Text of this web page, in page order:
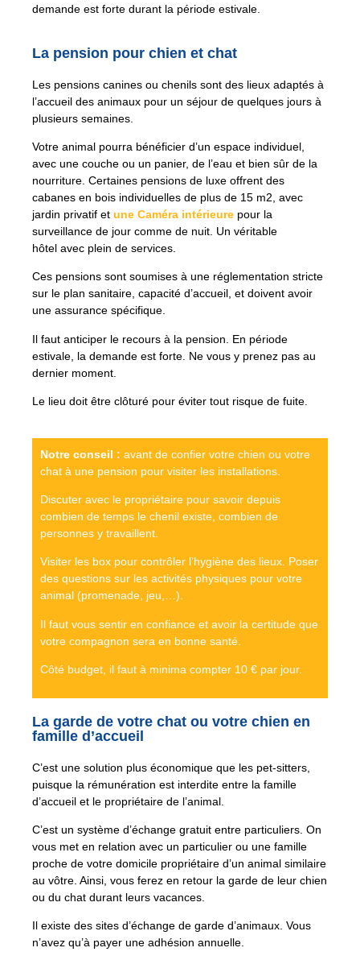
demande est forte durant la période estivale.
La pension pour chien et chat
Les pensions canines ou chenils sont des lieux adaptés à
l’accueil des animaux pour un séjour de quelques jours à
plusieurs semaines.
Votre animal pourra bénéficier d’un espace individuel,
avec une couche ou un panier, de l’eau et bien sûr de la
nourriture. Certaines pensions de luxe offrent des
cabanes en bois individuelles de plus de 15 m2, avec
jardin privatif et une Caméra intérieure pour la
surveillance de jour comme de nuit. Un véritable
hôtel avec plein de services.
Ces pensions sont soumises à une réglementation stricte
sur le plan sanitaire, capacité d’accueil, et doivent avoir
une assurance spécifique.
Il faut anticiper le recours à la pension. En période
estivale, la demande est forte. Ne vous y prenez pas au
dernier moment.
Le lieu doit être clôturé pour éviter tout risque de fuite.
Notre conseil : avant de confier votre chien ou votre
chat à une pension pour visiter les installations.
Discuter avec le propriétaire pour savoir depuis
combien de temps le chenil existe, combien de
personnes y travaillent.
Visiter les box pour contrôler l’hygiène des lieux. Poser
des questions sur les activités physiques pour votre
animal (promenade, jeu,…).
Il faut vous sentir en confiance et avoir la certitude que
votre compagnon sera en bonne santé.
Côté budget, il faut à minima compter 10 € par jour.
La garde de votre chat ou votre chien en
famille d’accueil
C’est une solution plus économique que les pet-sitters,
puisque la rémunération est interdite entre la famille
d’accueil et le propriétaire de l’animal.
C’est un système d’échange gratuit entre particuliers. On
vous met en relation avec un particulier ou une famille
proche de votre domicile propriétaire d’un animal similaire
au vôtre. Ainsi, vous ferez en retour la garde de leur chien
ou du chat durant leurs vacances.
Il existe des sites d’échange de garde d’animaux. Vous
n’avez qu’à payer une adhésion annuelle.